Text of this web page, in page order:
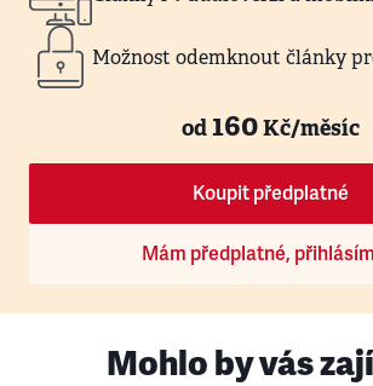
Možnost odemknout články
od160Kč/měsíc
Koupit předplatné
Mám předplatné,
Mohlo by vás